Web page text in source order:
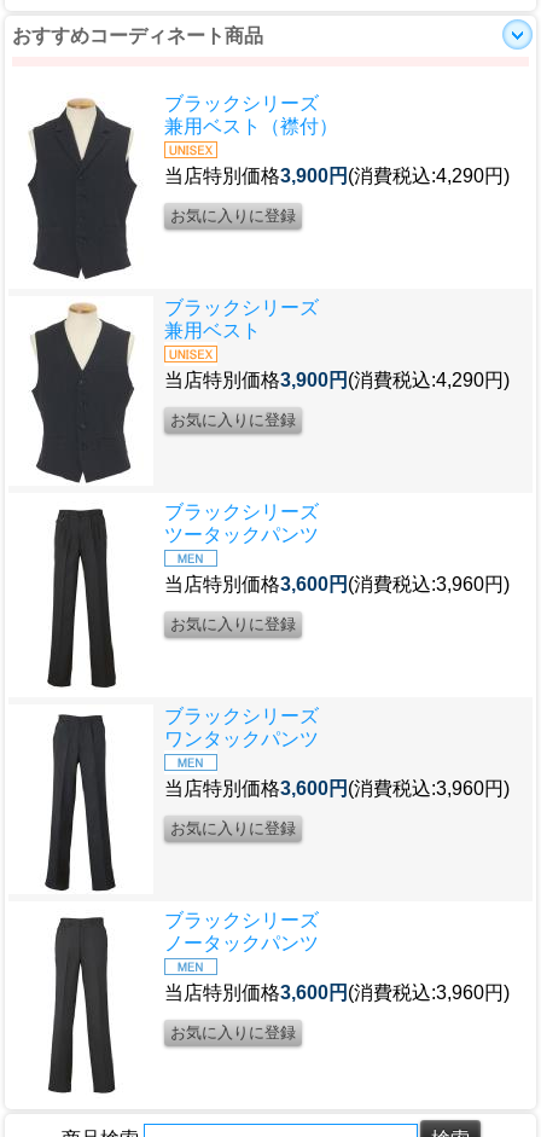
おすすめコーディネート商品
ブラックシリーズ
兼用ベスト（襟付）
当店特別価格3,900円 (消費税込:4,290円)
ブラックシリーズ
兼用ベスト
当店特別価格3,900円 (消費税込:4,290円)
ブラックシリーズ
ツータックパンツ
当店特別価格3,600円 (消費税込:3,960円)
ブラックシリーズ
ワンタックパンツ
当店特別価格3,600円 (消費税込:3,960円)
ブラックシリーズ
ノータックパンツ
当店特別価格3,600円 (消費税込:3,960円)